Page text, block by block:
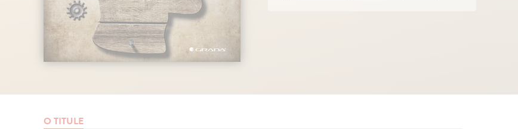
O TITULE